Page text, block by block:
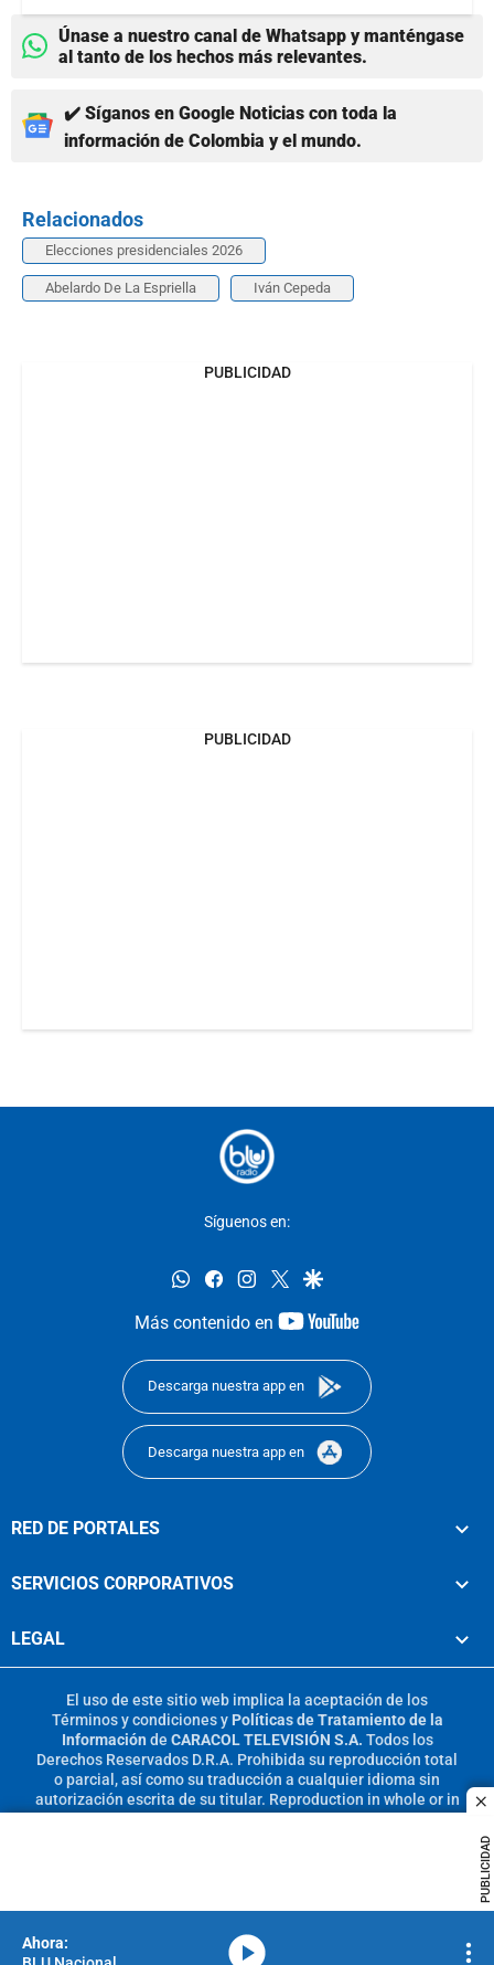
PUBLICIDAD
Únase a nuestro canal de Whatsapp y manténgase
al tanto de los hechos más relevantes.
✔️ Síganos en Google Noticias con toda la
información de Colombia y el mundo.
Relacionados
Elecciones presidenciales 2026
Abelardo De La Espriella Iván Cepeda
PUBLICIDAD
PUBLICIDAD
Síguenos en:
whatsappfacebookinstagram
twittergoogle
Más contenido en
youtube-
Descarga nuestra app en
Descarga nuestra app en
RED DE PORTALES
SERVICIOS CORPORATIVOS
LEGAL
El uso de este sitio web implica la aceptación de los
Términos y condicionesy Políticas de Tratamiento de la
Información de CARACOL TELEVISIÓN S.A. Todos los
Derechos Reservados D.R.A. Prohibida su reproducción total
o parcial, así como su traducción a cualquier idioma sin
autorización escrita de su titular. Reproduction in whole or in